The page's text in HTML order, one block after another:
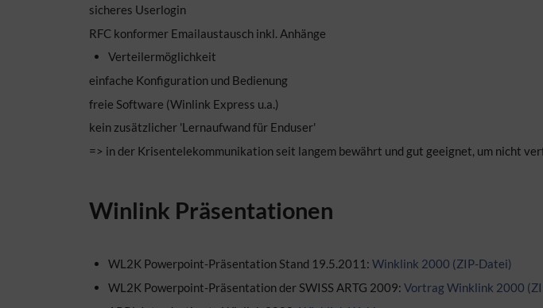
sicheres Userlogin
RFC konformer Emailaustausch inkl. Anhänge
Verteilermöglichkeit
einfache Konfiguration und Bedienung
freie Software (Winlink Express u.a.)
kein zusätzlicher 'Lernaufwand für Enduser'
=> in der Krisentelekommunikation seit langem bewährt und gut geeignet, um nicht
Winlink Präsentationen
WL2K Powerpoint-Präsentation Stand 19.5.2011: Winklink 2000 (ZIP-Datei)
WL2K Powerpoint-Präsentation der SWISS ARTG 2009: Vortrag Winklink 2000